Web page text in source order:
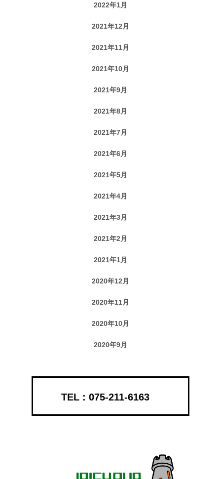
2022年1月
2021年12月
2021年11月
2021年10月
2021年9月
2021年8月
2021年7月
2021年6月
2021年5月
2021年4月
2021年3月
2021年2月
2021年1月
2020年12月
2020年11月
2020年10月
2020年9月
075-211-6163